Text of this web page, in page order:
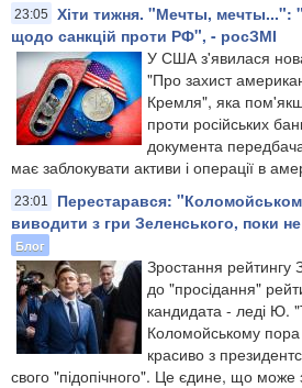
23:05
Хіти тижня. "Мечты, мечты...":
щодо санкцій проти РФ", - росЗМІ
У США з'явилася
"Про захист
Кремля", яка
проти російських
документа
має заблокувати активи і операції в
23:01
Перестарався:
виводити з гри Зеленського, поки
Блог
​Зростання рейтингу
до "просідання"
кандидата - леді Ю.
Коломойському
красиво з
свого "підопічного". Це єдине, що може